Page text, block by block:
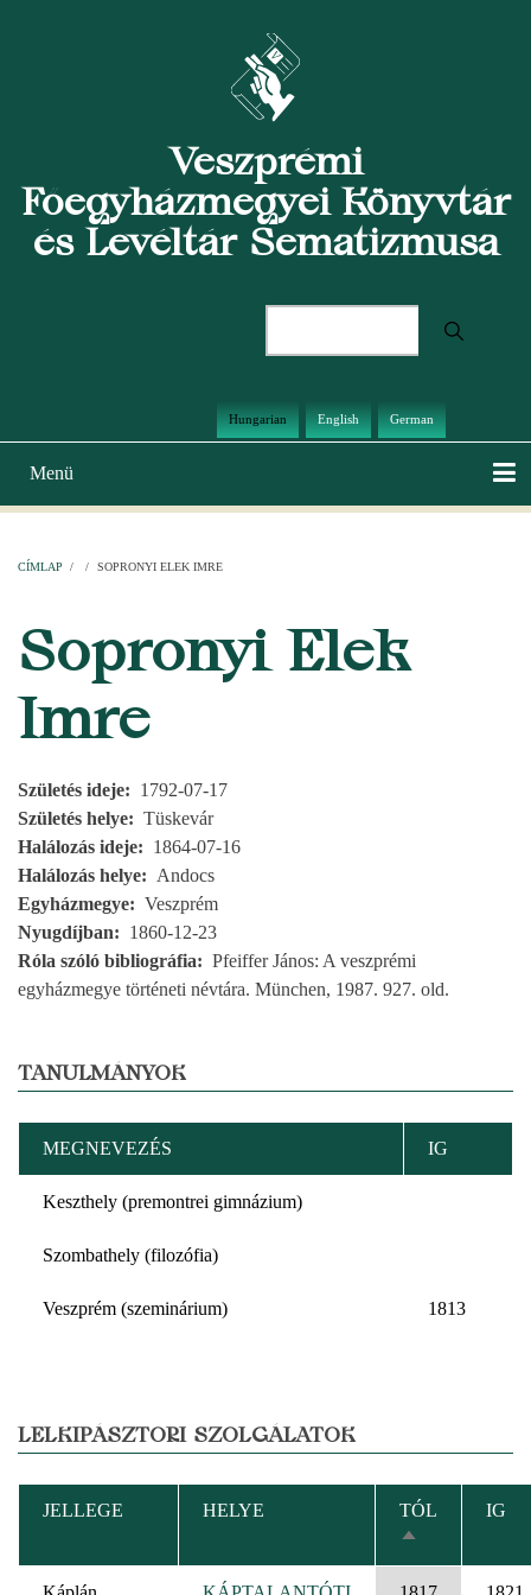
Veszprémi
Főegyházmegyei Könyvtár
és Levéltár Sematizmusa
Hungarian English German
Main
navigation
Menü
CÍMLAP / / SOPRONYI ELEK IMRE
Sopronyi Elek
Imre
Születés ideje
1792-07-17
Születés helye
Tüskevár
Halálozás ideje
1864-07-16
Halálozás helye
Andocs
Egyházmegye
Veszprém
Nyugdíjban
1860-12-23
Róla szóló bibliográfia
Pfeiffer János: A veszprémi
egyházmegye történeti névtára. München, 1987. 927. old.
TANULMÁNYOK
MEGNEVEZÉS IG
Keszthely (premontrei gimnázium)
Szombathely (filozófia)
Veszprém (szeminárium) 1813
LELKIPÁSZTORI SZOLGÁLATOK
JELLEGE HELYE
TÓL
CSÖKKENŐ
RENDEZÉS
IG